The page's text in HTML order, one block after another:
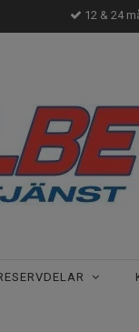
12 & 24